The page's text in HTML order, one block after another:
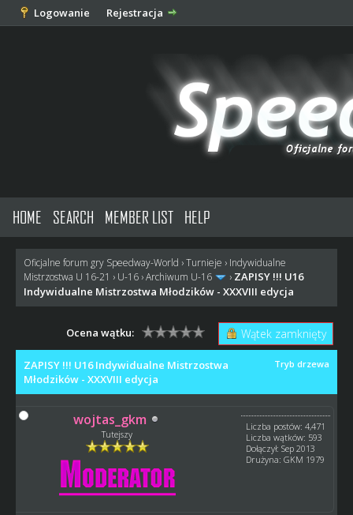
Logowanie Rejestracja
HOME SEARCH MEMBER LIST HELP
Oficjalne forum gry Speedway-World ›Turnieje › Indywidualne
Mistrzostwa U 16-21 › U-16›Archiwum U-16 › ZAPISY !!! U16
Indywidualne Mistrzostwa Młodzików - XXXVIII edycja
Wątek zamknięty
Ocena wątku:
Tryb drzewa
ZAPISY !!! U16 Indywidualne Mistrzostwa
Młodzików - XXXVIII edycja
wojtas_gkm
Tutejszy
Liczba postów: 4,471
Liczba wątków: 593
Dołączył: Sep 2013
Drużyna: GKM 1979